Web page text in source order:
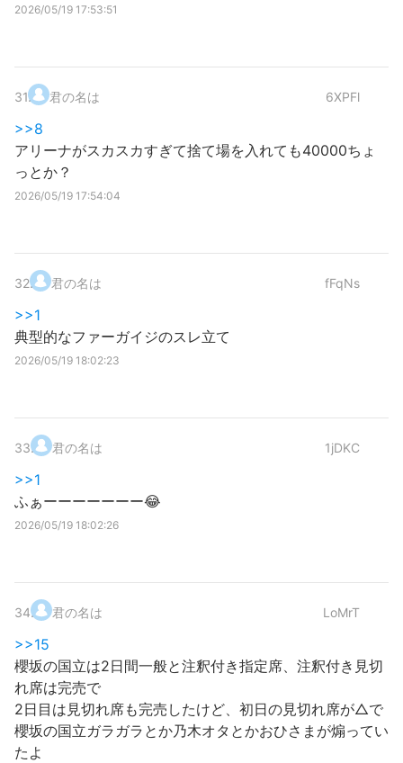
2026/05/19 17:53:51
31. 君の名は 6XPFl
>>8
アリーナがスカスカすぎて捨て場を入れても40000ちょ
っとか？
2026/05/19 17:54:04
32. 君の名は fFqNs
>>1
典型的なファーガイジのスレ立て
2026/05/19 18:02:23
33. 君の名は 1jDKC
>>1
ふぁーーーーーーー😂
2026/05/19 18:02:26
34. 君の名は LoMrT
>>15
櫻坂の国立は2日間一般と注釈付き指定席、注釈付き見切
れ席は完売で
2日目は見切れ席も完売したけど、初日の見切れ席が△で
櫻坂の国立ガラガラとか乃木オタとかおひさまが煽ってい
たよ